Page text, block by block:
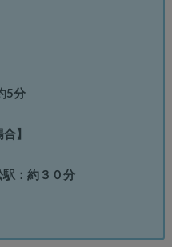
5分
】
：約３０分